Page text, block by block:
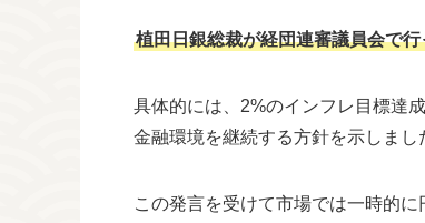
植田日銀総裁が経団連審議員会で
具体的には、2%のインフレ目標達
金融環境を継続する方針を示しまし
この発言を受けて市場では一時的